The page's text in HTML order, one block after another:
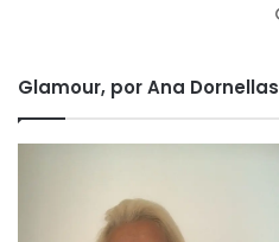
Glamour, por Ana Dornellas